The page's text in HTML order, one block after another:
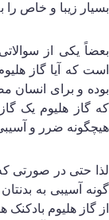
زیبا و خاص را
یکی از
که آیا گاز
و برای انسان
گاز هلیوم یک
ضرر و
حتی در صورتی
آسیبی به
گاز هلیوم بادکنک